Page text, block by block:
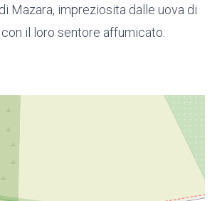
Mazara, impreziosita dalle uova di
il loro sentore affumicato.